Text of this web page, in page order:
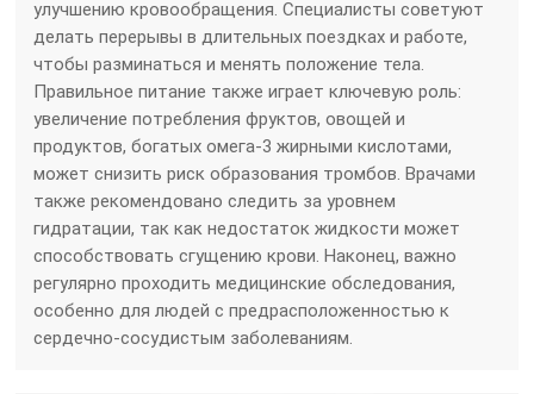
улучшению кровообращения. Специалисты советуют
делать перерывы в длительных поездках и работе,
чтобы разминаться и менять положение тела.
Правильное питание также играет ключевую роль:
увеличение потребления фруктов, овощей и
продуктов, богатых омега-3 жирными кислотами,
может снизить риск образования тромбов. Врачами
также рекомендовано следить за уровнем
гидратации, так как недостаток жидкости может
способствовать сгущению крови. Наконец, важно
регулярно проходить медицинские обследования,
особенно для людей с предрасположенностью к
сердечно-сосудистым заболеваниям.